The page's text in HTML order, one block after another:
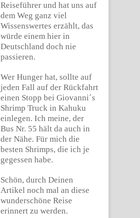
Reiseführer und hat uns auf
dem Weg ganz viel
Wissenswertes erzählt, das
würde einem hier in
Deutschland doch nie
passieren.
Wer Hunger hat, sollte auf
jeden Fall auf der Rückfahrt
einen Stopp bei Giovanni´s
Shrimp Truck in Kahuku
einlegen. Ich meine, der
Bus Nr. 55 hält da auch in
der Nähe. Für mich die
besten Shrimps, die ich je
gegessen habe.
Schön, durch Deinen
Artikel noch mal an diese
wunderschöne Reise
erinnert zu werden.